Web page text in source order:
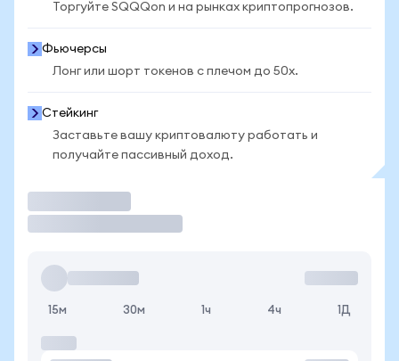
Торгуйте SQQQon и на рынках криптопрогнозов.
Фьючерсы
Лонг или шорт токенов с плечом до 50x.
Стейкинг
Заставьте вашу криптовалюту работать и
получайте пассивный доход.
15м 30м 1ч 4ч 1Д